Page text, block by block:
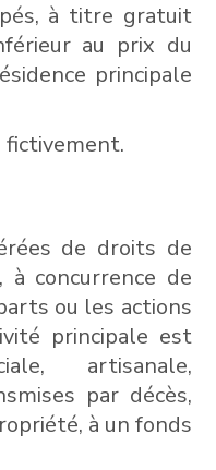
à titre gratuit
au prix du
principale
de droits de
concurrence de
ou les actions
principale est
artisanale,
par décès,
à un fonds